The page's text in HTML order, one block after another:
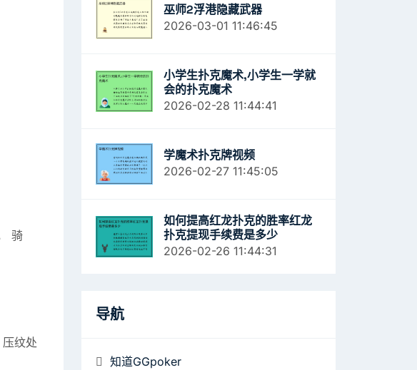
骑
纹处
巫师2浮港隐藏武器
2026-03-01 11:46:45
小学生扑克魔术,小学生一学就
会的扑克魔术
2026-02-28 11:44:41
学魔术扑克牌视频
2026-02-27 11:45:05
如何提高红龙扑克的胜率红龙
扑克提现手续费是多少
2026-02-26 11:44:31
导航
知道GGpoker